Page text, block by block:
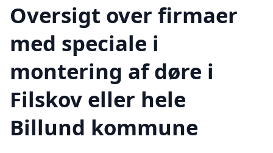
Oversigt over firmaer
med speciale i
montering af døre i
Filskov eller hele
Billund kommune